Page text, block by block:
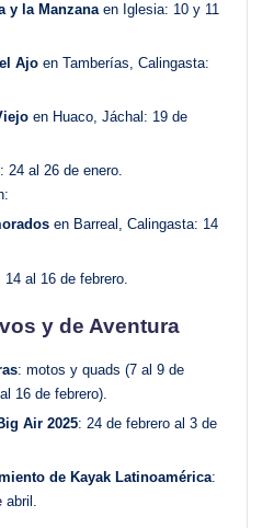
y la Manzanaen Iglesia: 10 y 11
Ajo en Tamberías, Calingasta:
en Huaco, Jáchal: 19 de
: 24 al 26 de enero.
en Barreal, Calingasta: 14
14 al 16 de febrero.
y de Aventura
: motos y quads (7 al 9 de
16 de febrero).
Air 2025: 24 de febrero al 3 de
de Kayak Latinoamérica: